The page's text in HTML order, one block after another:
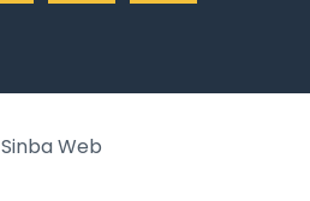
Sinba Web